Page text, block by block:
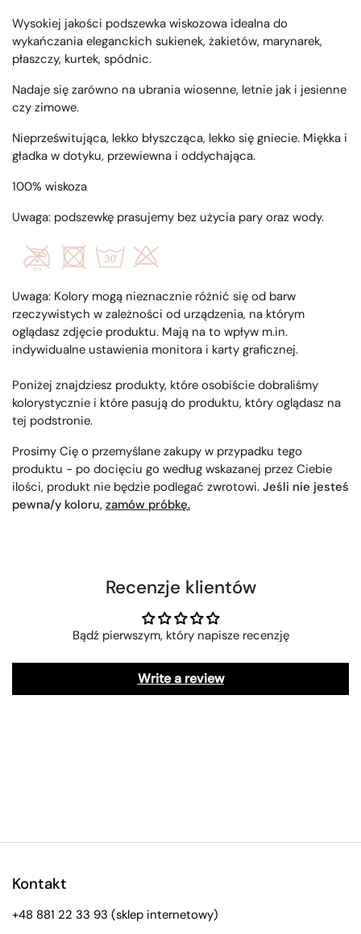
Wysokiej jakości podszewka wiskozowa idealna do
wykańczania eleganckich sukienek, żakietów, marynarek,
płaszczy, kurtek, spódnic.
Nadaje się zarówno na ubrania wiosenne, letnie jak i jesienne
czy zimowe.
Nieprześwitująca, lekko błyszcząca, lekko się gniecie. Miękka i
gładka w dotyku, przewiewna i oddychająca.
100% wiskoza
Uwaga: podszewkę prasujemy bez użycia pary oraz wody.
Uwaga: Kolory mogą nieznacznie różnić się od barw
rzeczywistych w zależności od urządzenia, na którym
oglądasz zdjęcie produktu. Mają na to wpływ m.in.
indywidualne ustawienia monitora i karty graficznej.
Poniżej znajdziesz produkty, które osobiście dobraliśmy
kolorystycznie i które pasują do produktu, który oglądasz na
tej podstronie.
Prosimy Cię o przemyślane zakupy w przypadku tego
produktu - po docięciu go według wskazanej przez Ciebie
ilości, produkt nie będzie podlegać zwrotowi. Jeśli nie jesteś
pewna/y koloru, zamów próbkę.
Recenzje klientów
Bądź pierwszym, który napisze recenzję
Write a review
Kontakt
+48 881 22 33 93 (sklep internetowy)